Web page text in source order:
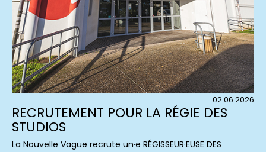
02.06.2026
RECRUTEMENT POUR LA RÉGIE DES
STUDIOS
La Nouvelle Vague recrute un·e RÉGISSEUR·EUSE DES